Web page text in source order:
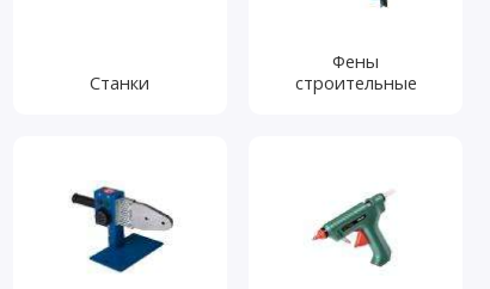
Станки
Фены
строительные